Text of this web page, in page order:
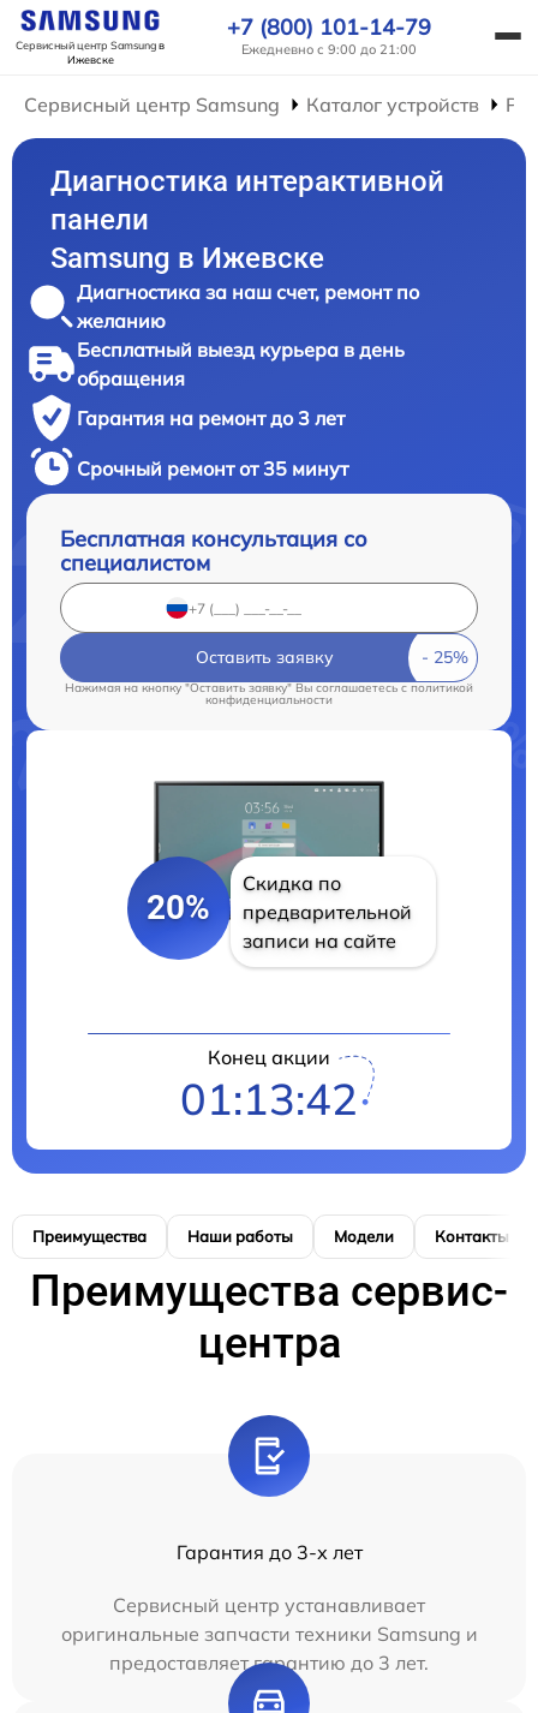
Сервисный центр Samsungв
Ижевске
+7 (800) 101-14-79
Ежедневно с 9:00 до 21:00
Сервисный центр Samsung Каталог устройств
Диагностика интерактивной
панели
Samsung в Ижевске
Диагностика за наш счет, ремонт по
желанию
Бесплатный выезд курьера в день
обращения
Гарантия на ремонт до 3 лет
Срочный ремонт от 35 минут
Бесплатная консультация со
специалистом
Оставить заявку
Нажимая на кнопку "Оставить заявку" Вы соглашаетесь c политикой
конфиденциальности
20%
Скидка по
предварительной
записи на сайте
Конец акции
01:13:42
Преимущества Наши работы Модели Контакты
Преимущества сервис-
центра
Гарантия до 3-х лет
Сервисный центр устанавливает
оригинальные запчасти техники Samsung и
предоставляет гарантию до 3 лет.